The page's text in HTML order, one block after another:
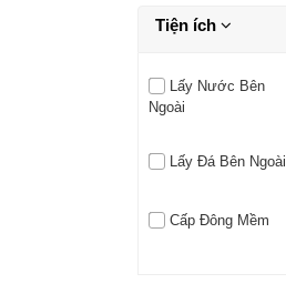
Tiện ích
Lấy Nước Bên
Ngoài
Lấy Đá Bên Ngoài
Cấp Đông Mềm